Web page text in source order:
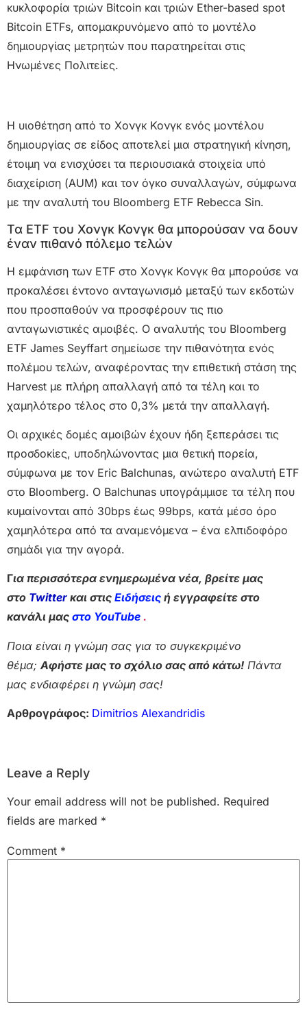
κυκλοφορία τριών Bitcoin και τριών Ether-based spot
Bitcoin ETFs, απομακρυνόμενο από το μοντέλο
δημιουργίας μετρητών που παρατηρείται στις
Ηνωμένες Πολιτείες.
Η υιοθέτηση από το Χονγκ Κονγκ ενός μοντέλου
δημιουργίας σε είδος αποτελεί μια στρατηγική κίνηση,
έτοιμη να ενισχύσει τα περιουσιακά στοιχεία υπό
διαχείριση (AUM) και τον όγκο συναλλαγών, σύμφωνα
με την αναλυτή του Bloomberg ETF Rebecca Sin.
Τα ETF του Χονγκ Κονγκ θα μπορούσαν να δουν
έναν πιθανό πόλεμο τελών
Η εμφάνιση των ETF στο Χονγκ Κονγκ θα μπορούσε να
προκαλέσει έντονο ανταγωνισμό μεταξύ των εκδοτών
που προσπαθούν να προσφέρουν τις πιο
ανταγωνιστικές αμοιβές. Ο αναλυτής του Bloomberg
ETF James Seyffart σημείωσε την πιθανότητα ενός
πολέμου τελών, αναφέροντας την επιθετική στάση της
Harvest με πλήρη απαλλαγή από τα τέλη και το
χαμηλότερο τέλος στο 0,3% μετά την απαλλαγή.
Οι αρχικές δομές αμοιβών έχουν ήδη ξεπεράσει τις
προσδοκίες, υποδηλώνοντας μια θετική πορεία,
σύμφωνα με τον Eric Balchunas, ανώτερο αναλυτή ETF
στο Bloomberg. Ο Balchunas υπογράμμισε τα τέλη που
κυμαίνονται από 30bps έως 99bps, κατά μέσο όρο
χαμηλότερα από τα αναμενόμενα – ένα ελπιδοφόρο
σημάδι για την αγορά.
Για περισσότερα ενημερωμένα νέα, βρείτε μας
στο Twitter και στις Ειδήσεις ή εγγραφείτε στο
κανάλι μας στο YouTube .
Ποια είναι η γνώμη σας για το συγκεκριμένο
θέμα; Αφήστε μας το σχόλιο σας από κάτω! Πάντα
μας ενδιαφέρει η γνώμη σας!
Αρθρογράφος: Dimitrios Alexandridis
Leave a Reply
Your email address will not be published. Required
fields are marked *
Comment *